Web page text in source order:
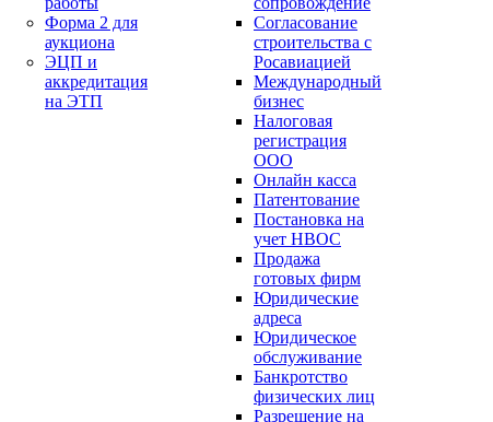
Форма 2 для
аукциона
ЭЦП и
аккредитация
на ЭТП
Согласование
строительства с
Росавиацией
Международный
бизнес
Налоговая
регистрация
ООО
Онлайн касса
Патентование
Постановка на
учет НВОС
Продажа
готовых фирм
Юридические
адреса
Юридическое
обслуживание
Банкротство
физических лиц
Разрешение на